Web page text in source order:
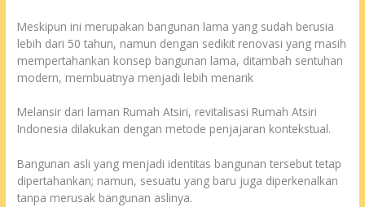
Meskipun ini merupakan bangunan lama yang sudah berusia
lebih dari 50 tahun, namun dengan sedikit renovasi yang masih
mempertahankan konsep bangunan lama, ditambah sentuhan
modern, membuatnya menjadi lebih menarik
Melansir dari laman Rumah Atsiri, revitalisasi Rumah Atsiri
Indonesia dilakukan dengan metode penjajaran kontekstual.
Bangunan asli yang menjadi identitas bangunan tersebut tetap
dipertahankan; namun, sesuatu yang baru juga diperkenalkan
tanpa merusak bangunan aslinya.